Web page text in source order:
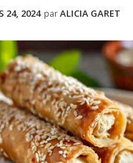
24, 2024 parALICIA GARET